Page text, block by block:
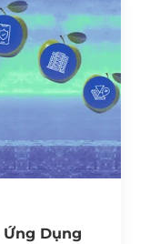
Ứng Dụng